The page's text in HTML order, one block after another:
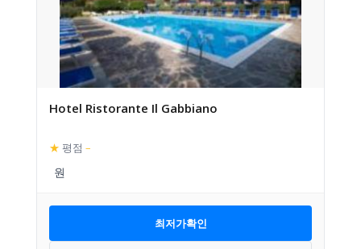
Hotel Ristorante Il Gabbiano
★ 평점 –
최저가확인